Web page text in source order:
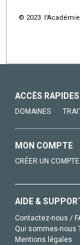
© 2023
ACCÈS RAPIDES
DOMAINES
MON COMPTE
CRÉER UN COMPTE
AIDE &
Contactez-nous /
Qui sommes-nous
Mentions légales